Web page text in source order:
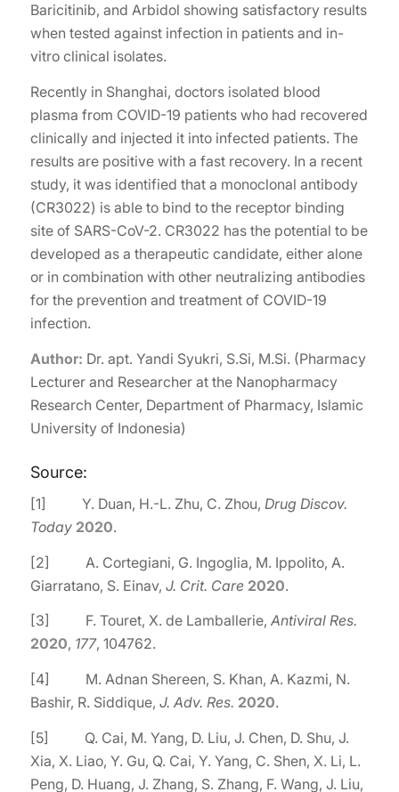
Baricitinib, and Arbidol showing satisfactory results
when tested against infection in patients and in-
vitro clinical isolates.
Recently in Shanghai, doctors isolated blood
plasma from COVID-19 patients who had recovered
clinically and injected it into infected patients. The
results are positive with a fast recovery. In a recent
study, it was identified that a monoclonal antibody
(CR3022) is able to bind to the receptor binding
site of SARS-CoV-2. CR3022 has the potential to be
developed as a therapeutic candidate, either alone
or in combination with other neutralizing antibodies
for the prevention and treatment of COVID-19
infection.
Author: Dr. apt. Yandi Syukri, S.Si, M.Si. (Pharmacy
Lecturer and Researcher at the Nanopharmacy
Research Center, Department of Pharmacy, Islamic
University of Indonesia)
Source:
[1] Y. Duan, H.-L. Zhu, C. Zhou, Drug Discov.
Today 2020.
[2] A. Cortegiani, G. Ingoglia, M. Ippolito, A.
Giarratano, S. Einav, J. Crit. Care 2020.
[3] F. Touret, X. de Lamballerie, Antiviral Res.
2020, 177, 104762.
[4] M. Adnan Shereen, S. Khan, A. Kazmi, N.
Bashir, R. Siddique, J. Adv. Res. 2020.
[5] Q. Cai, M. Yang, D. Liu, J. Chen, D. Shu, J.
Xia, X. Liao, Y. Gu, Q. Cai, Y. Yang, C. Shen, X. Li, L.
Peng, D. Huang, J. Zhang, S. Zhang, F. Wang, J. Liu,